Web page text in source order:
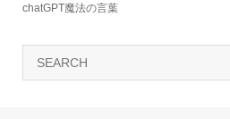
chatGPT魔法の言葉